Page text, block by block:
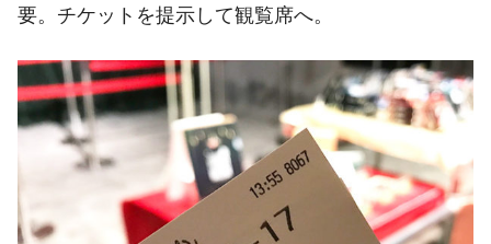
要。チケットを提示して観覧席へ。